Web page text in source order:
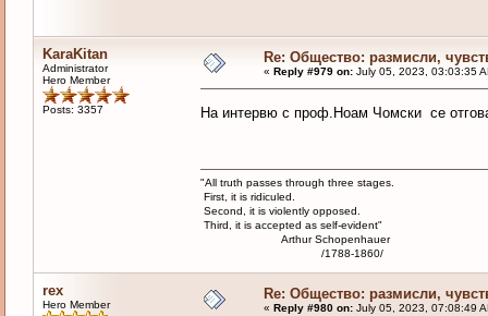
KaraKitan
Administrator
Hero Member
Posts: 3357
Re: Общество: размисли,
« Reply #979 on:July 05, 2023, 03:03:35
На интервю с проф.Ноам Чомски се
"All truth passes through three stages.
First, it is ridiculed.
Second, it is violently opposed.
Third, it is accepted as self-evident"
Arthur Schopenhauer
/1788-1860/
rex
Hero Member
Re: Общество: размисли,
« Reply #980 on:July 05, 2023, 07:08:49